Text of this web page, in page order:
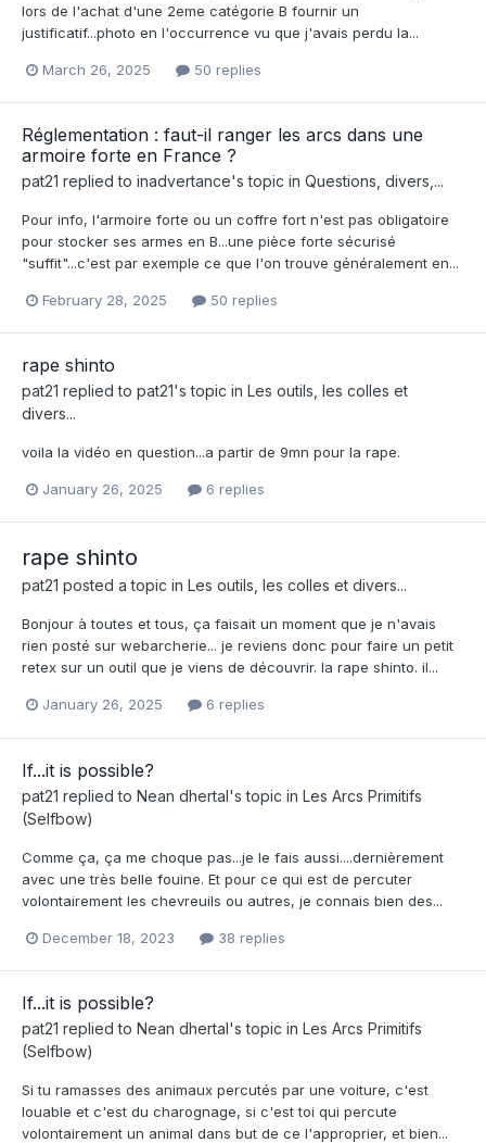
lors de l'achat d'une 2eme catégorie B fournir un
justificatif...photo en l'occurrence vu que j'avais perdu la...
March 26, 2025 50 replies
Réglementation : faut-il ranger les arcs dans une
armoire forte en France ?
pat21 replied to inadvertance's topic in Questions, divers,...
Pour info, l'armoire forte ou un coffre fort n'est pas obligatoire
pour stocker ses armes en B...une pièce forte sécurisé
"suffit"...c'est par exemple ce que l'on trouve généralement en...
February 28, 2025 50 replies
rape shinto
pat21 replied to pat21's topic in Les outils, les colles et
divers...
voila la vidéo en question...a partir de 9mn pour la rape.
January 26, 2025 6 replies
rape shinto
pat21 posted a topic in Les outils, les colles et divers...
Bonjour à toutes et tous, ça faisait un moment que je n'avais
rien posté sur webarcherie... je reviens donc pour faire un petit
retex sur un outil que je viens de découvrir. la rape shinto. il...
January 26, 2025 6 replies
If...it is possible?
pat21 replied to Nean dhertal's topic in Les Arcs Primitifs
(Selfbow)
Comme ça, ça me choque pas...je le fais aussi....dernièrement
avec une très belle fouine. Et pour ce qui est de percuter
volontairement les chevreuils ou autres, je connais bien des...
December 18, 2023 38 replies
If...it is possible?
pat21 replied to Nean dhertal's topic in Les Arcs Primitifs
(Selfbow)
Si tu ramasses des animaux percutés par une voiture, c'est
louable et c'est du charognage, si c'est toi qui percute
volontairement un animal dans but de ce l'approprier, et bien...